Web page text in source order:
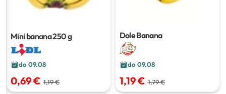
Mini banana250 g
do 09.08
0,69 € 1,19 €
Dole Banana
do 09.08
1,19 € 1,79 €